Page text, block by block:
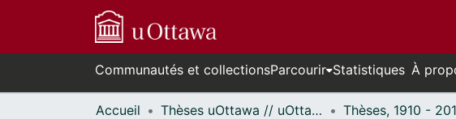
Communautés et collectionsParcourir Statistiques À
Accueil Thèses uOttawa // uOttawa Theses